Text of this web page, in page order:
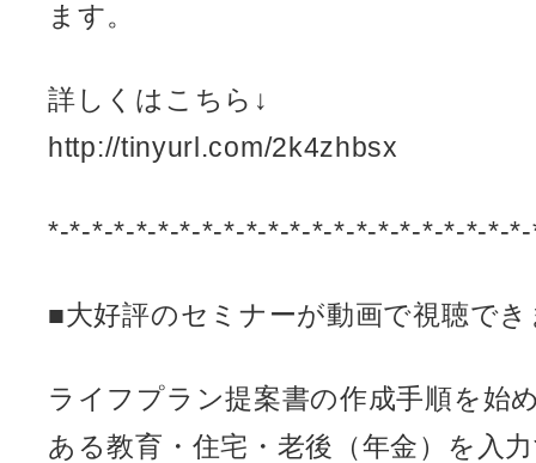
ます。
詳しくはこちら↓
http://tinyurl.com/2k4zhbsx
*-*-*-*-*-*-*-*-*-*-*-*-*-*-*-*-*-*-*-*-*-
■大好評のセミナーが動画で視聴で
ライフプラン提案書の作成手順を始
ある教育・住宅・老後（年金）を入